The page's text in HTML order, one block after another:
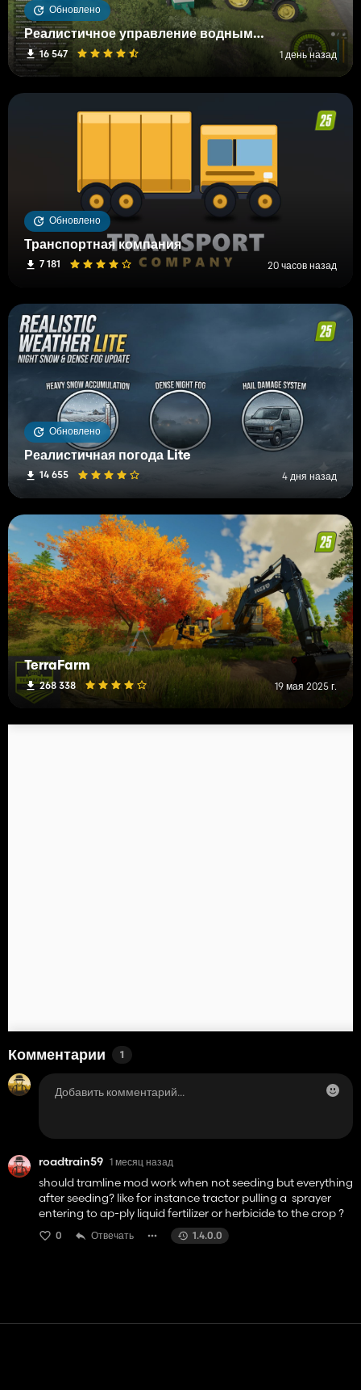
Обновлено
Реалистичное управление водными и почвенными ресурсами (RWSM)
16 547 1 день назад
Обновлено
Транспортная компания
7 181 20 часов назад
Обновлено
Реалистичная погода Lite
14 655 4 дня назад
TerraFarm
268 338 19 мая 2025 г.
Комментарии 1
roadtrain59 1 месяц назад
should tramline mod work when not seeding but everything
after seeding? like for instance tractor pulling a sprayer
entering to ap-ply liquid fertilizer or herbicide to the crop ?
0 Отвечать 1.4.0.0